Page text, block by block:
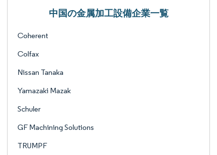
中国の金属加工設備企業一覧
Coherent
Colfax
Nissan Tanaka
Yamazaki Mazak
Schuler
GF Machining Solutions
TRUMPF